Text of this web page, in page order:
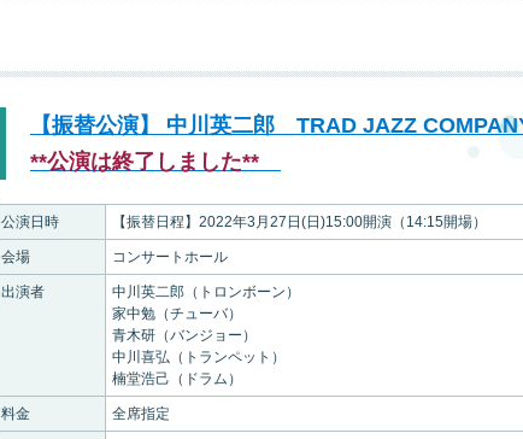
【振替公演】 中川英二郎 TRAD JAZZ
**公演は終了しました**
公演日時 【振替日程】2022年3月27日(日)15:00開演（14:15開場）
会場 コンサートホール
出演者
中川英二郎（トロンボーン）
家中勉（チューバ）
青木研（バンジョー）
中川喜弘（トランペット）
楠堂浩己（ドラム）
料金 全席指定